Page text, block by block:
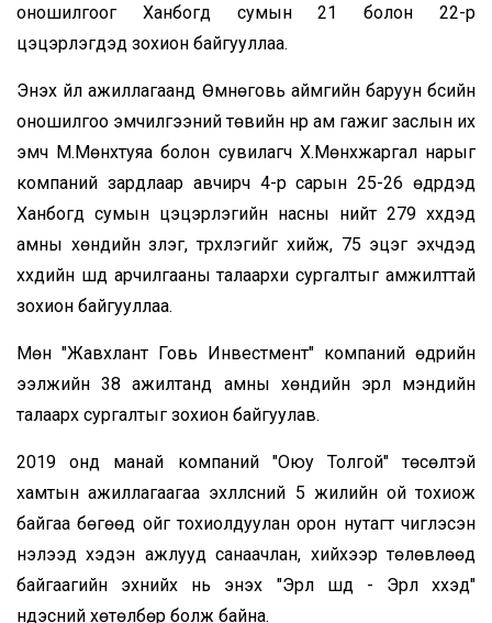
оношилгоог Ханбогд сумын 21 болон 22-р
цэцэрлэгүүдэд зохион байгууллаа.
Энэхүү үйл ажиллагаанд Өмнөговь аймгийн баруун бүсийн
оношилгоо эмчилгээний төвийн нүүр ам гажиг заслын их
эмч М.Мөнхтуяа болон сувилагч Х.Мөнхжаргал нарыг
компаний зардлаар авчирч 4-р сарын 25-26 өдрүүдэд
Ханбогд сумын цэцэрлэгийн насны нийт 279 хүүхдэд
амны хөндийн үзлэг, түрхлэгийг хийж, 75 эцэг эхчүүдэд
хүүхдийн шүд арчилгааны талаархи сургалтыг амжилттай
зохион байгууллаа.
Мөн "Жавхлант Говь Инвестмент" компаний өдрийн
ээлжийн 38 ажилтанд амны хөндийн эрүүл мэндийн
талаарх сургалтыг зохион байгуулав.
2019 онд манай компаний "Оюу Толгой" төсөлтэй
хамтын ажиллагаагаа эхлүүлсний 5 жилийн ой тохиож
байгаа бөгөөд ойг тохиолдуулан орон нутагт чиглэсэн
нэлээд хэдэн ажлууд санаачлан, хийхээр төлөвлөөд
байгаагийн эхнийх нь энэхүү "Эрүүл шүд - Эрүүл хүүхэд"
үндэсний хөтөлбөр болж байна.